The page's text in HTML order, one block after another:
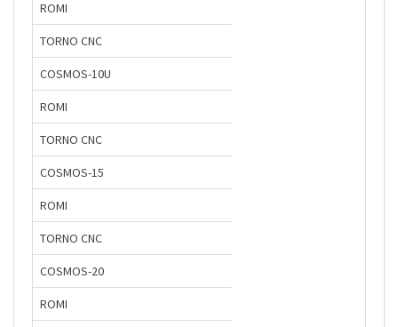
ROMI
TORNO CNC
COSMOS-10U
ROMI
TORNO CNC
COSMOS-15
ROMI
TORNO CNC
COSMOS-20
ROMI